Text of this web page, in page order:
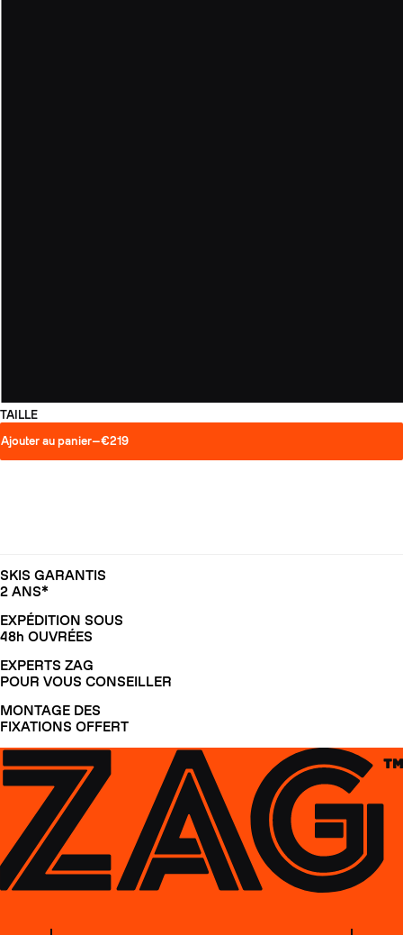
TAILLE
Ajouter au panier—€219
SKIS GARANTIS
2 ANS*
EXPÉDITION SOUS
48h OUVRÉES
EXPERTS ZAG
POUR VOUS CONSEILLER
MONTAGE DES
FIXATIONS OFFERT